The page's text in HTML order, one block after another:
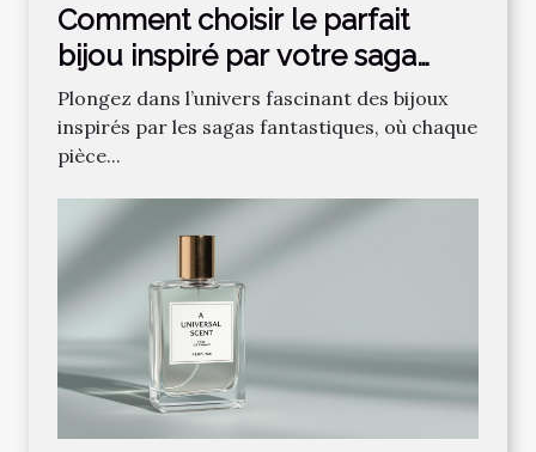
Comment choisir le parfait
bijou inspiré par votre saga
fantastique préférée ?
Plongez dans l’univers fascinant des bijoux
inspirés par les sagas fantastiques, où chaque
pièce...